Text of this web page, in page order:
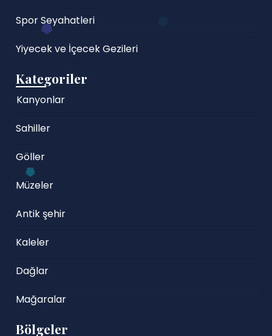
Spor Seyahatleri
Yiyecek ve İçecek Gezileri
Kategoriler
Kanyonlar
Sahiller
Göller
Müzeler
Antik şehir
Kaleler
Dağlar
Mağaralar
Bölgeler